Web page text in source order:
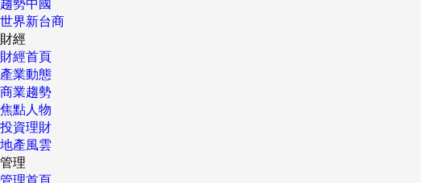
世界新台商
財經
財經首頁
產業動態
商業趨勢
焦點人物
投資理財
地產風雲
管理
管理首頁